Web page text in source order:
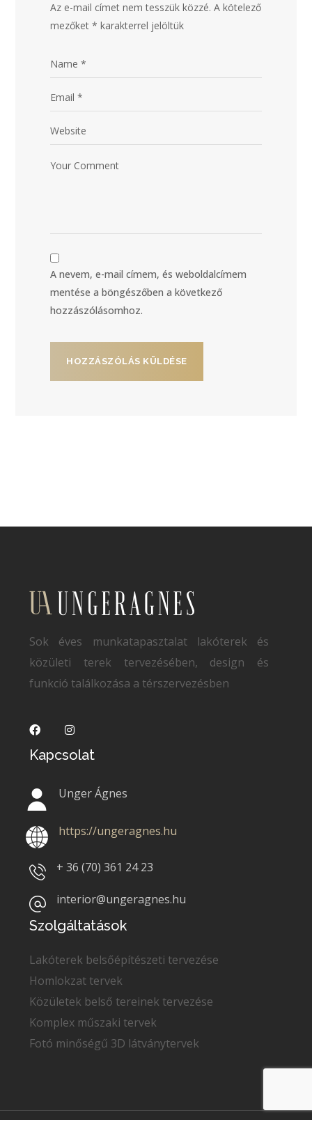
Az e-mail címet nem tesszük közzé. A kötelező
mezőket* karakterrel jelöltük
A nevem, e-mail címem, és weboldalcímem
mentése a böngészőben a következő
hozzászólásomhoz.
Sok éves munkatapasztalat lakóterek és
közületi terek tervezésében, design és
funkció találkozása a térszervezésben
Kapcsolat
Unger Ágnes
https://ungeragnes.hu
+ 36 (70)361 24 23
interior@ungeragnes.hu
Szolgáltatások
Lakóterek belsőépítészeti tervezése
Homlokzat tervek
Közületek belső tereinek tervezése
Komplex műszaki tervek
Fotó minőségű 3D látványtervek